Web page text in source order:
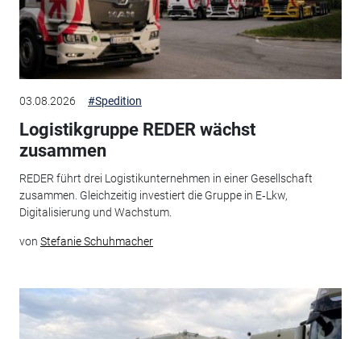
03.08.2026 #Spedition
Logistikgruppe REDER wächst
zusammen
REDER führt drei Logistikunternehmen in einer Gesellschaft
zusammen. Gleichzeitig investiert die Gruppe in E‑Lkw,
Digitalisierung und Wachstum.
von Stefanie Schuhmacher